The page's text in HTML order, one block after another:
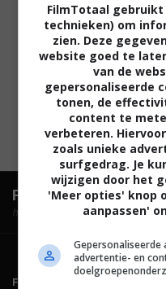
FilmTotaal.Hét
hosted by
FILMTOTAAL
FilmTotaal
technieken) om
zien. Deze
website goed te
van de
gepersonaliseerde
tonen, de
content te
verbeteren.
zoals unieke
surfgedrag. Je
wijzigen door het
'Meer opties' knop
aanpassen'
advertentie- en